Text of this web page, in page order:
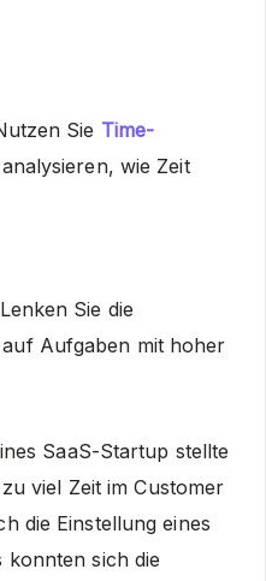
Sie Time-
wie Zeit
Sie die
Aufgaben mit hoher
SaaS-Startup stellte
viel Zeit im Customer
die Einstellung eines
konnten sich die